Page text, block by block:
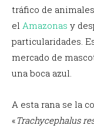
tráfico de
el Amazonas y
particularidades.
mercado de
una boca azul.
A esta rana se la
«Trachycephalus